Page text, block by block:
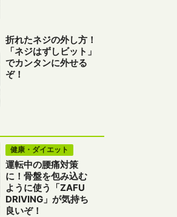
折れたネジの外し方！
「ネジはずしビット」
でカンタンに外せる
ぞ！
健康・ダイエット
運転中の腰痛対策
に！骨盤を包み込む
ように使う「ZAFU
DRIVING」が気持ち
良いぞ！